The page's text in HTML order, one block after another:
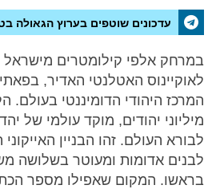
עדכונים שוטפים בערוץ הגאולה
במרחק אלפי קילומטרים
לאוקיינוס האטלנטי האדיר,
המרכז היהודי הדומיננטי
מיליוני יהודים, מוקד עולמי של
לבורא העולם. זהו הבניין
לבנים אדומות ומעוטר בשלושה
בראשו. המקום שאפילו מספר